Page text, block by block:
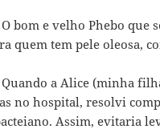
O bom e velho Phebo que
quem tem pele oleosa,
Quando a Alice (minha
no hospital, resolvi
Assim, evitaria